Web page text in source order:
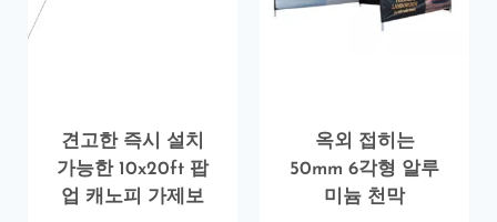
견고한 즉시 설치
가능한 10x20ft 팝
업 캐노피 가제보
옥외 접히는
50mm 6각형 알루
미늄 천막